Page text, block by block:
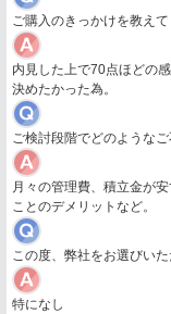
ご購入のきっかけを教えて
内見した上で70点ほどの
決めたかった為。
ご検討段階でどのような
月々の管理費、積立金が
ことのデメリットなど。
この度、弊社をお選びい
特になし